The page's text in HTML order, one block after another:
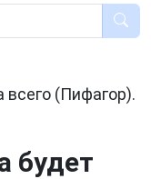
всего (Пифагор).
будет